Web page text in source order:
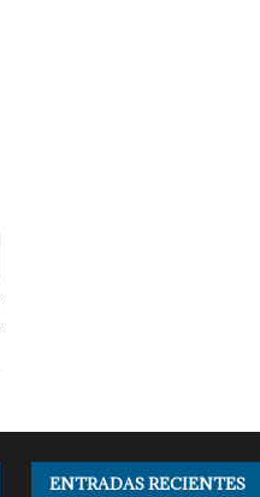
ENTRADAS RECIENTES